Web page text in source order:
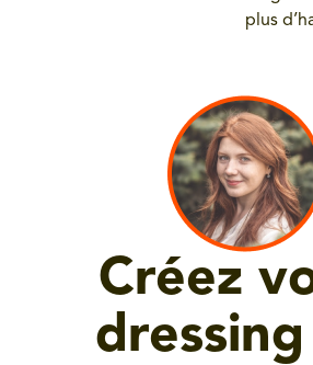
plus
Créez